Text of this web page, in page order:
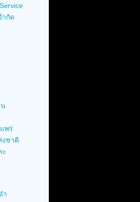
ำกัด
พร่
งชาติ
ะ
ำ